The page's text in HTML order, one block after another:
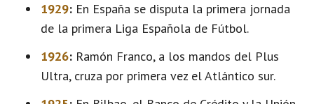
1929: En España se disputa la primera jornada
de la primera Liga Española de Fútbol.
1926: Ramón Franco, a los mandos del Plus
Ultra, cruza por primera vez el Atlántico sur.